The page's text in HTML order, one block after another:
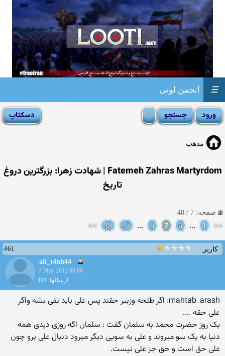
انجمن لوتی ☰
مذهب
Fatemeh Zahras Martyrdom | شهادت زهرا: بزرگترین دروغ
تاریخ
صفحه: 7 / 48
<<
1
...
6
7
8
...
47
48
>>
کاربر
#61
ali_t4nh44
7 May 2012 08:06
ارسالها: 101
mahtab_arash: اگر طلحه وزبیر حقند پس علی باید نفی بشه واگر
علی حقه ....
یک روز حضرت محمد به سلمان گفت : سلمان اگه روزی دیدی همه
دنیا به یک سو میروند و علی به سویی دیگر میرود دنبال علی برو چون
علی حق است و حق جز علی نیست.